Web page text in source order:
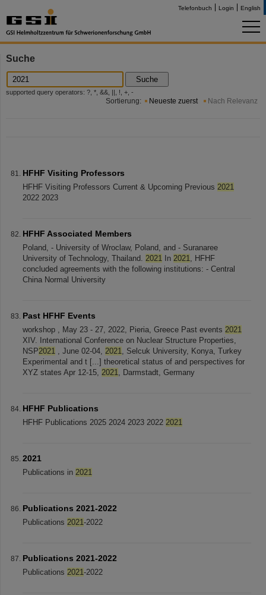
Telefonbuch Login English
Suche
Suche
supported query operators: ?, *, &&, ||, !, +, -
Sortierung: Neueste zuerst Nach Relevanz
HFHF Visiting Professors
HFHF Visiting Professors Current & Upcoming Previous 2021
2022 2023
HFHF Associated Members
Poland, - University of Wroclaw, Poland, and - Suranaree
University of Technology, Thailand. 2021 In 2021, HFHF
concluded agreements with the following institutions: - Central
China Normal University
Past HFHF Events
workshop , May 23 - 27, 2022, Pieria, Greece Past events 2021
XIV. International Conference on Nuclear Structure Properties,
NSP2021 , June 02-04, 2021, Selcuk University, Konya, Turkey
Experimental and t [...] theoretical status of and perspectives for
XYZ states Apr 12-15, 2021, Darmstadt, Germany
HFHF Publications
HFHF Publications 2025 2024 2023 2022 2021
2021
Publications in 2021
Publications 2021-2022
Publications 2021-2022
Publications 2021-2022
Publications 2021-2022